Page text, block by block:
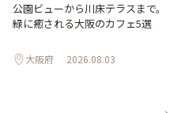
公園ビューから川床テラスまで。
緑に癒される大阪のカフェ5選
大阪府 2026.08.03